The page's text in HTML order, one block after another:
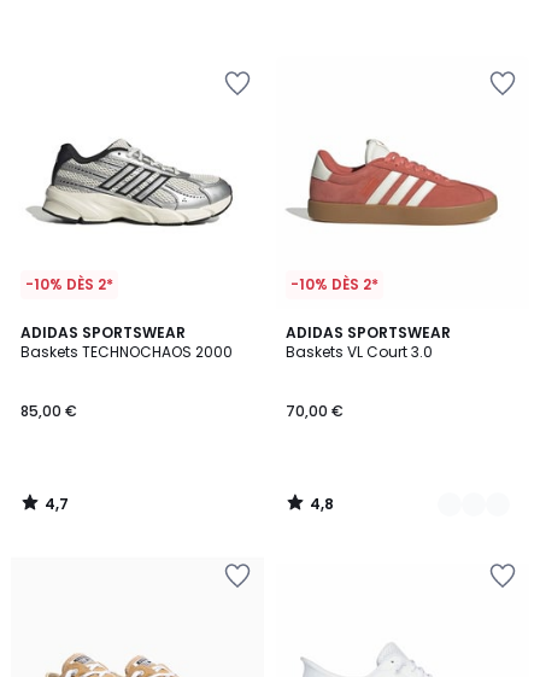
-10% DÈS 2*
ADIDAS SPORTSWEAR
Baskets TECHNOCHAOS 2000
85,00 €
4,7
/ 5
4,7
/
-10% DÈS 2*
ADIDAS SPORTSWEAR
Baskets VL Court 3.0
70,00 €
4,8
/ 5
5
Couleurs
4,8
/